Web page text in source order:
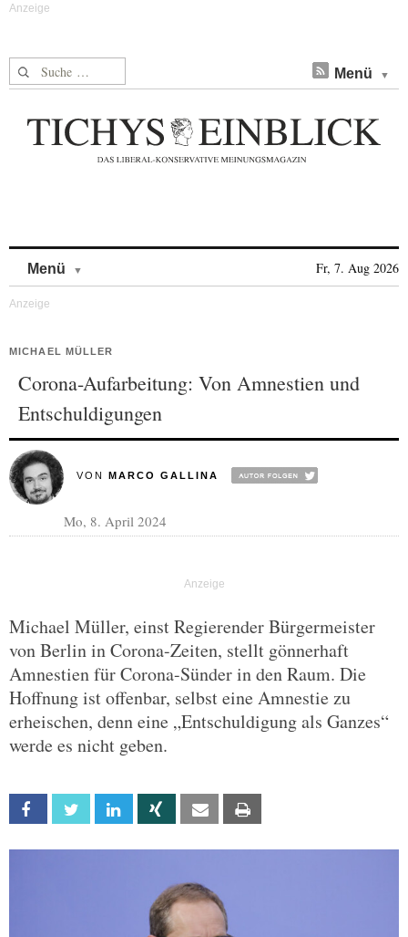
Suche nach: Menü
Menü Fr, 7. Aug 2026
MICHAEL MÜLLER
Corona-Aufarbeitung: Von Amnestien und
Entschuldigungen
VON MARCO GALLINA
Mo, 8. April 2024
Michael Müller, einst Regierender Bürgermeister
von Berlin in Corona-Zeiten, stellt gönnerhaft
Amnestien für Corona-Sünder in den Raum. Die
Hoffnung ist offenbar, selbst eine Amnestie zu
erheischen, denn eine „Entschuldigung als Ganzes“
werde es nicht geben.
Facebook Twitter Linkedin Xing Email